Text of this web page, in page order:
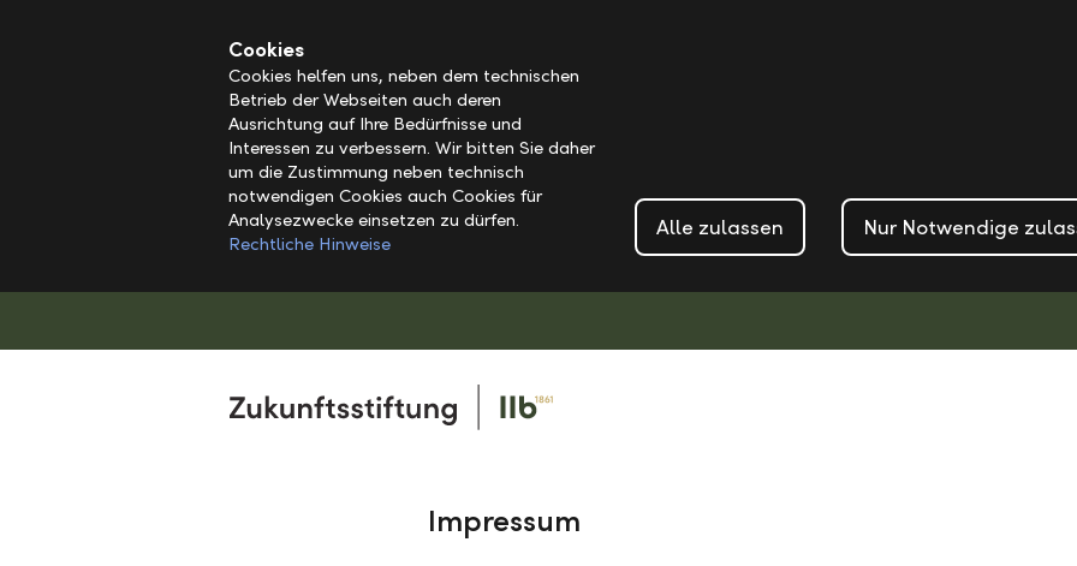
Cookies
Cookies helfen uns, neben dem technischen
Betrieb der Webseiten auch deren
Ausrichtung auf Ihre Bedürfnisse und
Interessen zu verbessern. Wir bitten Sie daher
um die Zustimmung neben technisch
notwendigen Cookies auch Cookies für
Analysezwecke einsetzen zu dürfen.
Rechtliche Hinweise
Alle zulassen Nur Notwendige
Impressum